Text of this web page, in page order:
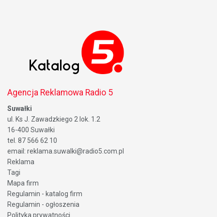
Agencja Reklamowa Radio 5
Suwałki
ul. Ks J. Zawadzkiego 2 lok. 1.2
16-400 Suwałki
tel. 87 566 62 10
email: reklama.suwalki@radio5.com.pl
Reklama
Tagi
Mapa firm
Regulamin - katalog firm
Regulamin - ogłoszenia
Polityka prywatności